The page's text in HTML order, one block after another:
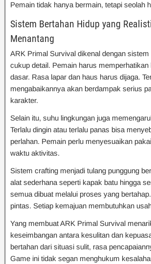
Pemain tidak hanya bermain, tetapi seolah
Sistem Bertahan Hidup yang
Menantang
ARK Primal Survival dikenal dengan
cukup detail. Pemain harus memperhatikan
dasar. Rasa lapar dan haus harus dijaga.
mengabaikannya akan berdampak serius
karakter.
Selain itu, suhu lingkungan juga
Terlalu dingin atau terlalu panas bisa
perlahan. Pemain perlu menyesuaikan
waktu aktivitas.
Sistem crafting menjadi tulang punggung
alat sederhana seperti kapak batu hingga
semua dibuat melalui proses yang
pintas. Setiap kemajuan membutuhkan
Yang membuat ARK Primal Survival
keseimbangan antara kesulitan dan
bertahan dari situasi sulit, rasa
Game ini tidak segan menghukum